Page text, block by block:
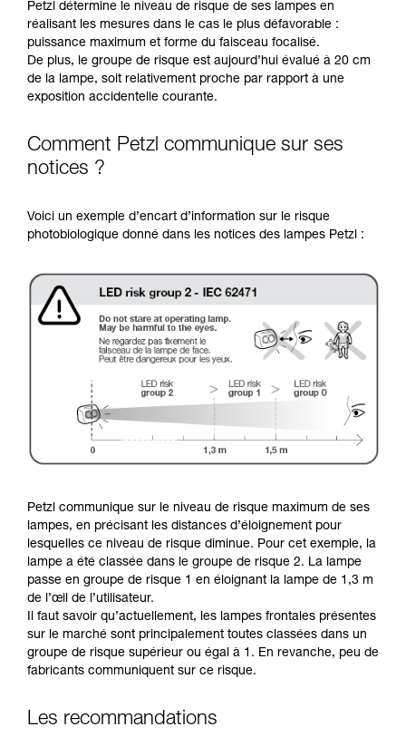
Petzl détermine le niveau de risque de ses lampes en
réalisant les mesures dans le cas le plus défavorable :
puissance maximum et forme du faisceau focalisé.
De plus, le groupe de risque est aujourd’hui évalué à 20 cm
de la lampe, soit relativement proche par rapport à une
exposition accidentelle courante.
Comment Petzl communique sur ses
notices ?
Voici un exemple d’encart d’information sur le risque
photobiologique donné dans les notices des lampes Petzl :
Petzl communique sur le niveau de risque maximum de ses
lampes, en précisant les distances d’éloignement pour
lesquelles ce niveau de risque diminue. Pour cet exemple, la
lampe a été classée dans le groupe de risque 2. La lampe
passe en groupe de risque 1 en éloignant la lampe de 1,3 m
de l’œil de l’utilisateur.
Il faut savoir qu’actuellement, les lampes frontales présentes
sur le marché sont principalement toutes classées dans un
groupe de risque supérieur ou égal à 1. En revanche, peu de
fabricants communiquent sur ce risque.
Les recommandations